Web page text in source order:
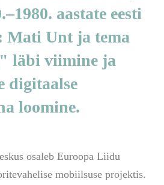
aastate eesti
Mati Unt ja tema
läbi viimine ja
digitaalse
loomine.
osaleb Euroopa Liidu
mobiilsuse projektis.